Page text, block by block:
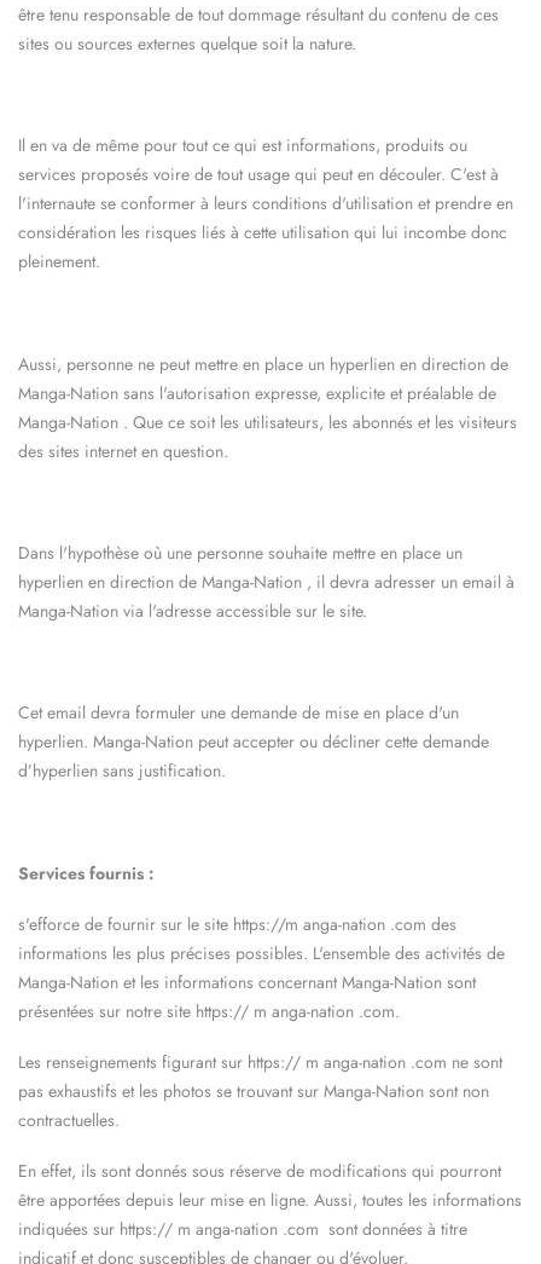
être tenu responsable de tout dommage résultant du contenu de ces
sites ou sources externes quelque soit la nature.
Il en va de même pour tout ce qui est informations, produits ou
services proposés voire de tout usage qui peut en découler. C'est à
l'internaute se conformer à leurs conditions d'utilisation et prendre en
considération les risques liés à cette utilisation qui lui incombe donc
pleinement.
Aussi, personne ne peut mettre en place un hyperlien en direction de
Manga-Nation sans l'autorisation expresse, explicite et préalable de
Manga-Nation . Que ce soit les utilisateurs, les abonnés et les visiteurs
des sites internet en question.
Dans l'hypothèse où une personne souhaite mettre en place un
hyperlien en direction de Manga-Nation , il devra adresser un email à
Manga-Nation via l'adresse accessible sur le site.
Cet email devra formuler une demande de mise en place d'un
hyperlien. Manga-Nation peut accepter ou décliner cette demande
d’hyperlien sans justification.
Services fournis :
s'efforce de fournir sur le site https://m anga-nation .com des
informations les plus précises possibles. L'ensemble des activités de
Manga-Nation et les informations concernant Manga-Nation sont
présentées sur notre site https:// m anga-nation .com.
Les renseignements figurant sur https:// m anga-nation .com ne sont
pas exhaustifs et les photos se trouvant sur Manga-Nation sont non
contractuelles.
En effet, ils sont donnés sous réserve de modifications qui pourront
être apportées depuis leur mise en ligne. Aussi, toutes les informations
indiquées sur https:// m anga-nation .com sont données à titre
indicatif et donc susceptibles de changer ou d'évoluer.